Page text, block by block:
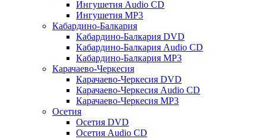
Ингушетия Audio CD
Ингушетия MP3
Кабардино-Балкария
Кабардино-Балкария DVD
Кабардино-Балкария Audio CD
Кабардино-Балкария MP3
Карачаево-Черкесия
Карачаево-Черкесия DVD
Карачаево-Черкесия Audio CD
Карачаево-Черкесия MP3
Осетия
Осетия DVD
Осетия Audio CD